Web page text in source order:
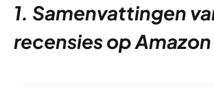
1. Samenvattingen
recensies op Amazon